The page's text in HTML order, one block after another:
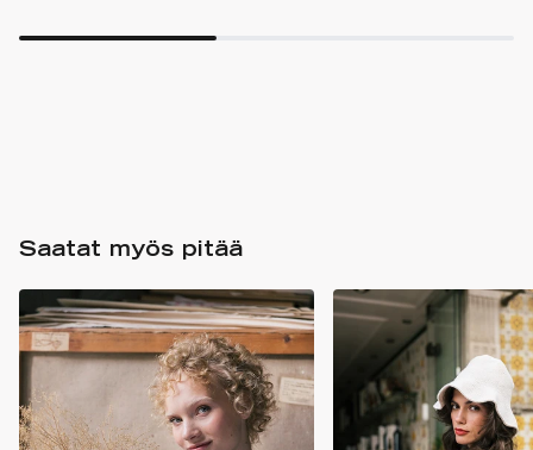
Saatat myös pitää